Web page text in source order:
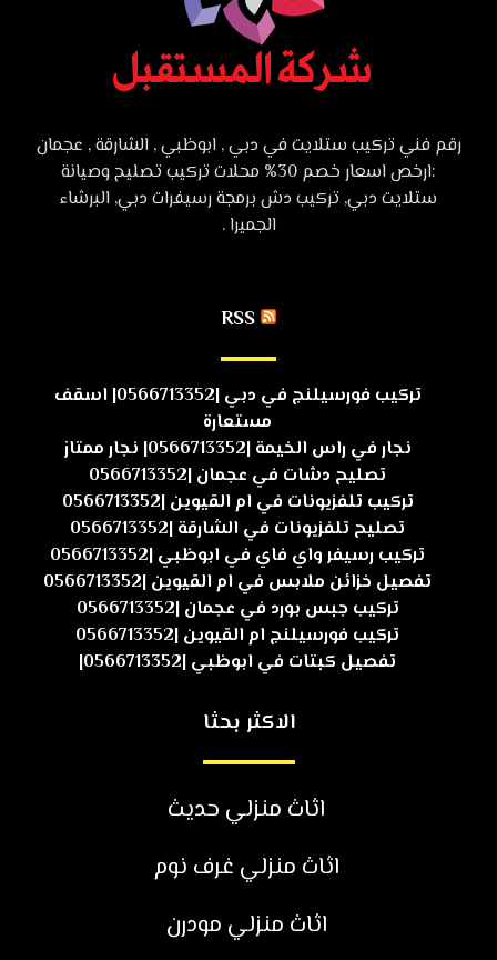
رقم فني تركيب ستلايت في دبي , ابوظبي , الشارقة , عجمان
:ارخص اسعار خصم 30% محلات تركيب تصليح وصيانة
ستلايت دبي, تركيب دش برمجة رسيفرات دبي, البرشاء
الجميرا .
RSS
تركيب فورسيلنج في دبي |0566713352| اسقف
مستعارة
نجار في راس الخيمة |0566713352| نجار ممتاز
تصليح دشات في عجمان |0566713352
تركيب تلفزيونات في ام القيوين |0566713352
تصليح تلفزيونات في الشارقة |0566713352
تركيب رسيفر واي فاي في ابوظبي |0566713352
تفصيل خزائن ملابس في ام القيوين |0566713352
تركيب جبس بورد في عجمان |0566713352
تركيب فورسيلنج ام القيوين |0566713352
تفصيل كبتات في ابوظبي |0566713352|
الاكثر بحثا
اثاث منزلي حديث
اثاث منزلي غرف نوم
اثاث منزلي مودرن